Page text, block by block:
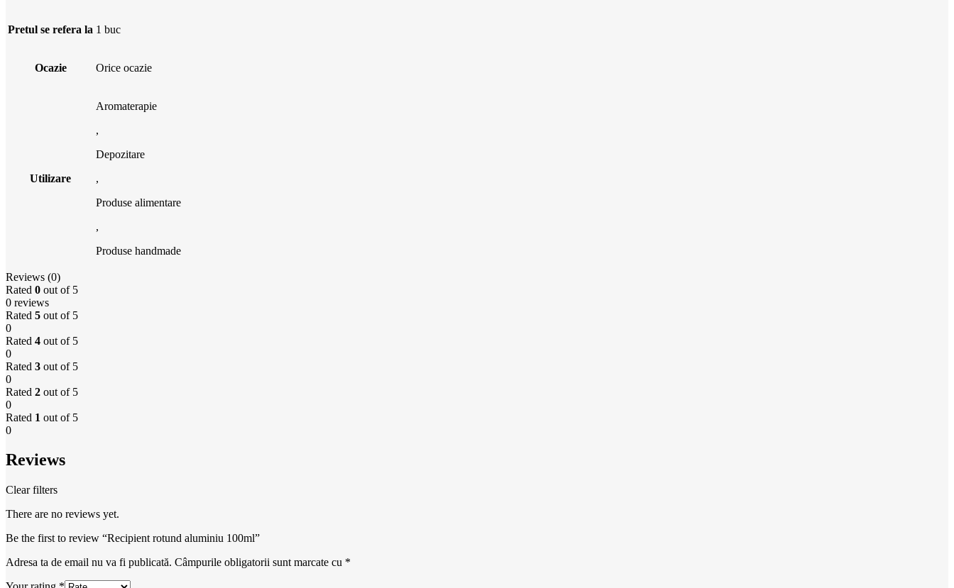
Pretul se refera la 1 buc
Ocazie Orice ocazie
Utilizare
Aromaterapie
,
Depozitare
,
Produse alimentare
,
Produse handmade
Reviews (0)
Rated 0 out of 5
0 reviews
Rated 5 out of 5
0
Rated 4 out of 5
0
Rated 3 out of 5
0
Rated 2 out of 5
0
Rated 1 out of 5
0
Reviews
Clear filters
There are no reviews yet.
Be the first to review “Recipient rotund aluminiu 100ml”
Adresa ta de email nu va fi publicată. Câmpurile obligatorii sunt marcate cu *